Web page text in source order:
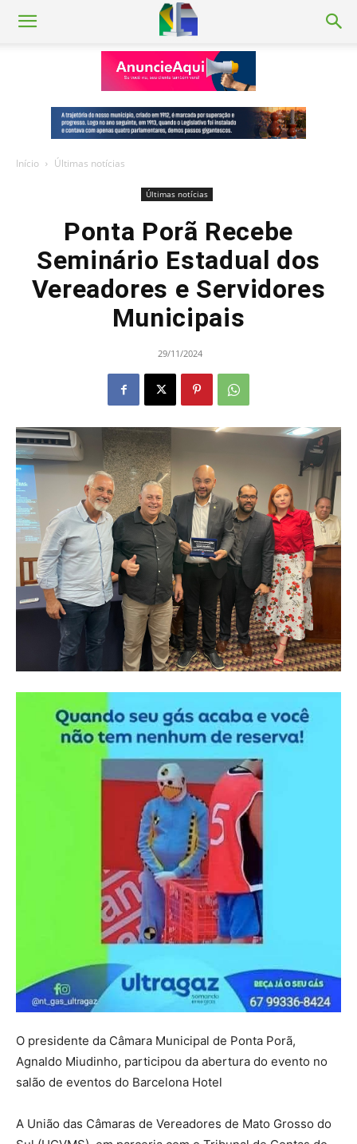
Início Últimas notícias
Últimas notícias
Ponta Porã Recebe
Seminário Estadual dos
Vereadores e Servidores
Municipais
29/11/2024
O presidente da Câmara Municipal de Ponta Porã,
Agnaldo Miudinho, participou da abertura do evento no
salão de eventos do Barcelona Hotel
A União das Câmaras de Vereadores de Mato Grosso do